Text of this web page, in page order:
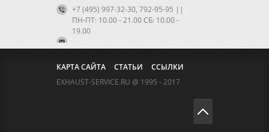
+7 (495) 997-32-30, 792-95-95 ||
ПН-ПТ: 10.00 - 21.00 CБ: 10.00 -
19.00
КАРТА САЙТА СТАТЬИ
ССЫЛКИ
EXHAUST-SERVICE.RU @ 1995 - 2017